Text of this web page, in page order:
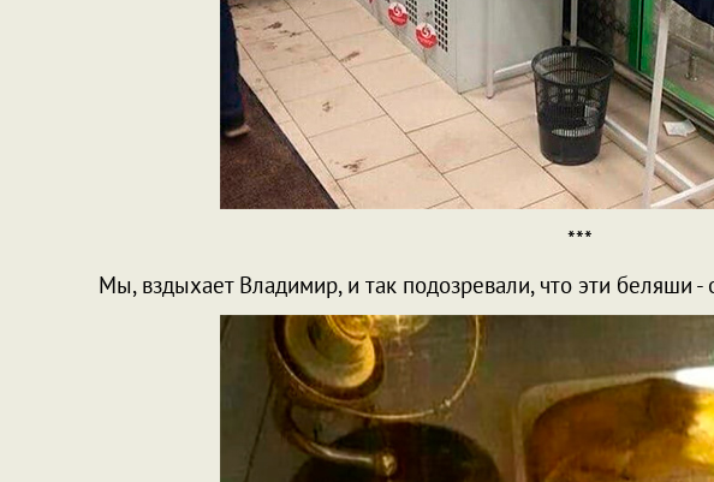
***
Мы, вздыхает Владимир, и так подозревали, что эти беляши -